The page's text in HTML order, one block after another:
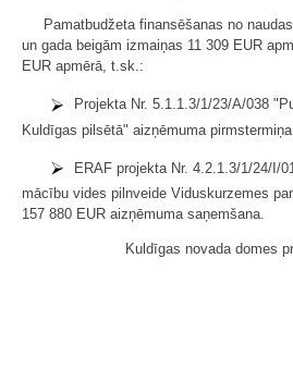
Pamatbudžeta finansēšanas no
un gada beigām izmaiņas 11 309 EUR
EUR apmērā, t.sk.:
Projekta Nr. 5.1.1.3/1/23/A/038
Kuldīgas pilsētā" aizņēmuma
ERAF projekta Nr. 4.2.1.3/1/24/I/
mācību vides pilnveide Viduskurzemes
157 880 EUR aizņēmuma saņemšana.
Kuldīgas novada domes